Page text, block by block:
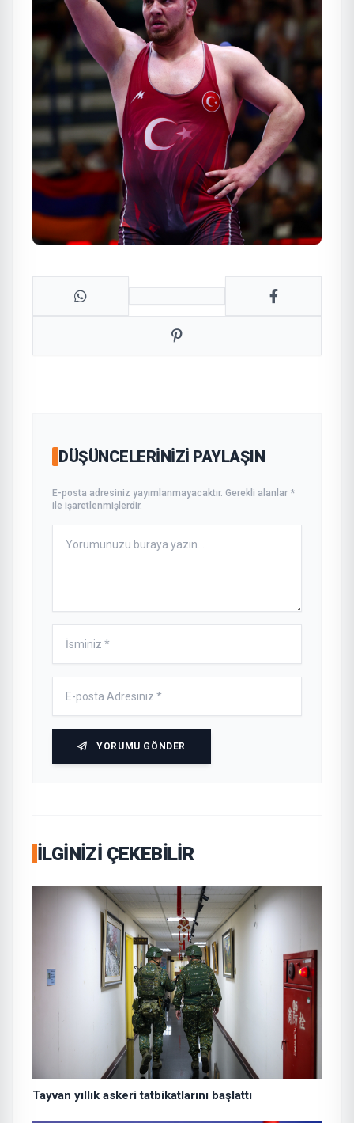
DÜŞÜNCELERINIZI PAYLAŞIN
E-posta adresiniz yayımlanmayacaktır. Gerekli alanlar *
ile işaretlenmişlerdir.
YORUMU GÖNDER
İLGINIZI ÇEKEBILIR
Tayvan yıllık askeri tatbikatlarını başlattı